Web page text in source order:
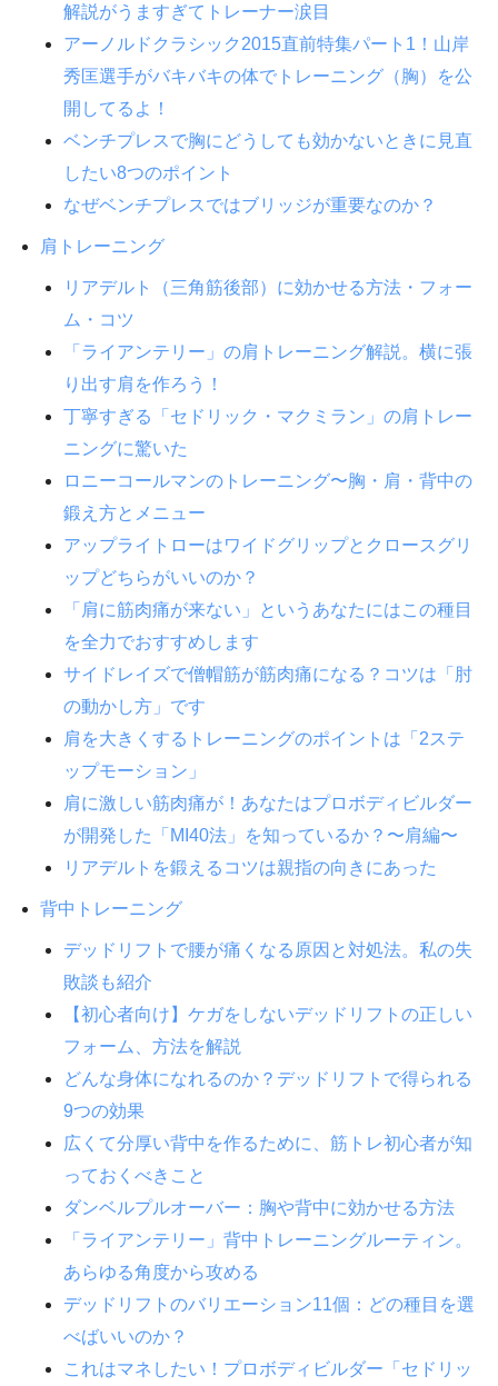
解説がうますぎてトレーナー涙目
アーノルドクラシック2015直前特集パート1！山岸
秀匡選手がバキバキの体でトレーニング（胸）を公
開してるよ！
ベンチプレスで胸にどうしても効かないときに見直
したい8つのポイント
なぜベンチプレスではブリッジが重要なのか？
肩トレーニング
リアデルト（三角筋後部）に効かせる方法・フォー
ム・コツ
「ライアンテリー」の肩トレーニング解説。横に張
り出す肩を作ろう！
丁寧すぎる「セドリック・マクミラン」の肩トレー
ニングに驚いた
ロニーコールマンのトレーニング〜胸・肩・背中の
鍛え方とメニュー
アップライトローはワイドグリップとクロースグリ
ップどちらがいいのか？
「肩に筋肉痛が来ない」というあなたにはこの種目
を全力でおすすめします
サイドレイズで僧帽筋が筋肉痛になる？コツは「肘
の動かし方」です
肩を大きくするトレーニングのポイントは「2ステ
ップモーション」
肩に激しい筋肉痛が！あなたはプロボディビルダー
が開発した「MI40法」を知っているか？〜肩編〜
リアデルトを鍛えるコツは親指の向きにあった
背中トレーニング
デッドリフトで腰が痛くなる原因と対処法。私の失
敗談も紹介
【初心者向け】ケガをしないデッドリフトの正しい
フォーム、方法を解説
どんな身体になれるのか？デッドリフトで得られる
9つの効果
広くて分厚い背中を作るために、筋トレ初心者が知
っておくべきこと
ダンベルプルオーバー：胸や背中に効かせる方法
「ライアンテリー」背中トレーニングルーティン。
あらゆる角度から攻める
デッドリフトのバリエーション11個：どの種目を選
べばいいのか？
これはマネしたい！プロボディビルダー「セドリッ